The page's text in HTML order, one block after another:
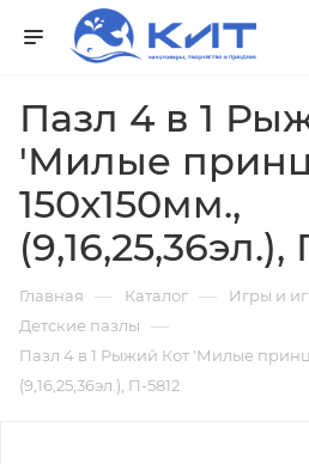
Пазл 4 в 1
'Милые
150х150мм.,
(9,16,25,36эл.),
Главная — Каталог — Игры и
Детские пазлы —
Пазл 4 в 1 Рыжий Кот 'Милые
(9,16,25,36эл.), П-5812